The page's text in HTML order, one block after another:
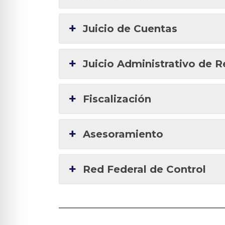
Juicio de Cuentas
Juicio Administrativo de
Fiscalización
Asesoramiento
Red Federal de Control